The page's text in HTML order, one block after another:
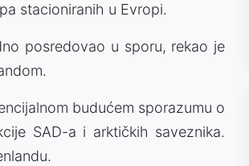
stacioniranih u Evropi.
posredovao u sporu, rekao je
budućem sporazumu o
SAD-a i arktičkih saveznika.